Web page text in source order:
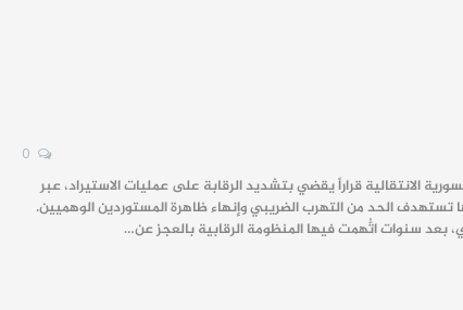
الانتقالية قراراً يقضي بتشديد الرقابة على عمليات الاستيراد، عبر
الحد من التهرب الضريبي وإنهاء ظاهرة المستوردين الوهميين.